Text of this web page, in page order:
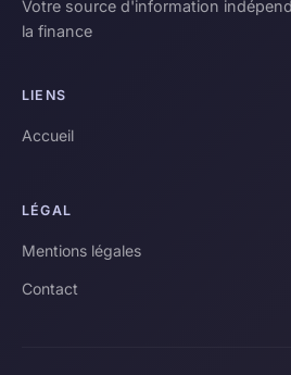
Votre source d'information
la finance
LIENS
Accueil
LÉGAL
Mentions légales
Contact